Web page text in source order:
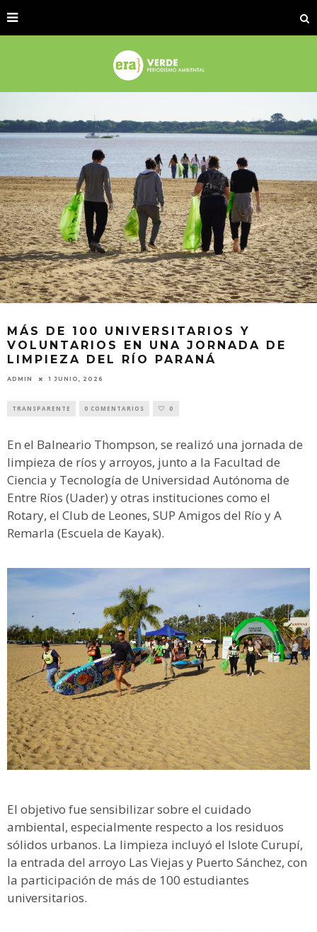
MÁS DE 100 UNIVERSITARIOS Y
VOLUNTARIOS EN UNA JORNADA DE
LIMPIEZA DEL RÍO PARANÁ
ADMIN 1 JUNIO, 2026
TRANSPARENTE 0 COMENTARIOS 0
En el Balneario Thompson, se realizó una jornada de
limpieza de ríos y arroyos, junto a la Facultad de
Ciencia y Tecnología de Universidad Autónoma de
Entre Ríos (Uader) y otras instituciones como el
Rotary, el Club de Leones, SUP Amigos del Río y A
Remarla (Escuela de Kayak).
El objetivo fue sensibilizar sobre el cuidado
ambiental, especialmente respecto a los residuos
sólidos urbanos. La limpieza incluyó el Islote Curupí,
la entrada del arroyo Las Viejas y Puerto Sánchez, con
la participación de más de 100 estudiantes
universitarios.